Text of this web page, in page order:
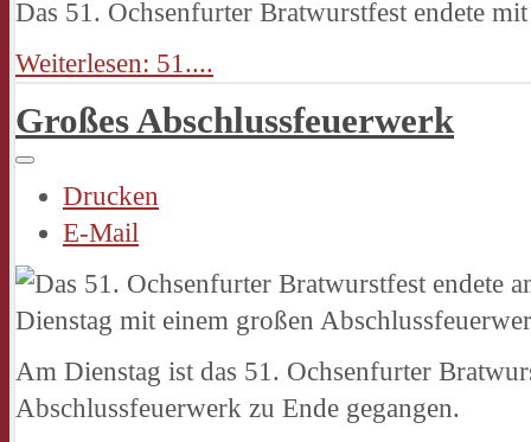
Das 51. Ochsenfurter Bratwurstfest endete
Weiterlesen: 51....
Großes Abschlussfeuerwerk
Drucken
E-Mail
Am Dienstag ist das 51. Ochsenfurter
Abschlussfeuerwerk zu Ende gegangen.